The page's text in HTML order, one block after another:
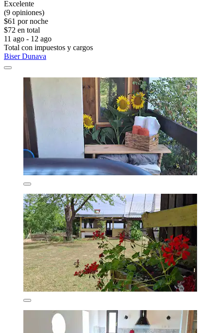
Excelente
(9 opiniones)
$61 por noche
$72 en total
11 ago - 12 ago
Total con impuestos y cargos
Biser Dunava